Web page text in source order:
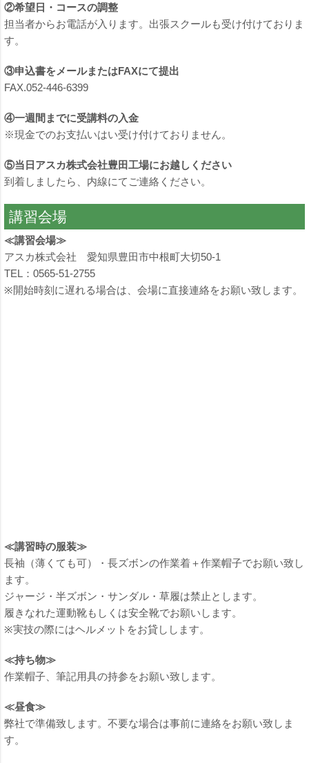
②希望日・コースの調整
担当者からお電話が入ります。出張スクールも受け付けておりま
す。
③申込書をメールまたはFAXにて提出
FAX.052-446-6399
④一週間までに受講料の入金
※現金でのお支払いはい受け付けておりません。
⑤当日アスカ株式会社豊田工場にお越しください
到着しましたら、内線にてご連絡ください。
講習会場
≪講習会場≫
アスカ株式会社 愛知県豊田市中根町大切50-1
TEL：0565-51-2755
※開始時刻に遅れる場合は、会場に直接連絡をお願い致します。
≪講習時の服装≫
長袖（薄くても可）・長ズボンの作業着＋作業帽子でお願い致し
ます。
ジャージ・半ズボン・サンダル・草履は禁止とします。
履きなれた運動靴もしくは安全靴でお願いします。
※実技の際にはヘルメットをお貸しします。
≪持ち物≫
作業帽子、筆記用具の持参をお願い致します。
≪昼食≫
弊社で準備致します。不要な場合は事前に連絡をお願い致しま
す。